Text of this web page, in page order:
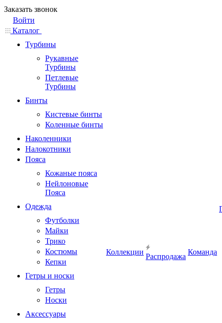
Заказать звонок
Войти
Каталог
Турбины
Рукавные
Турбины
Петлевые
Турбины
Бинты
Кистевые бинты
Коленные бинты
Наколенники
Налокотники
Пояса
Кожаные пояса
Нейлоновые
Пояса
Одежда
Футболки
Майки
Трико
Костюмы
Кепки
Гетры и носки
Гетры
Носки
Аксессуары
Коллекции
Распродажа
Команда